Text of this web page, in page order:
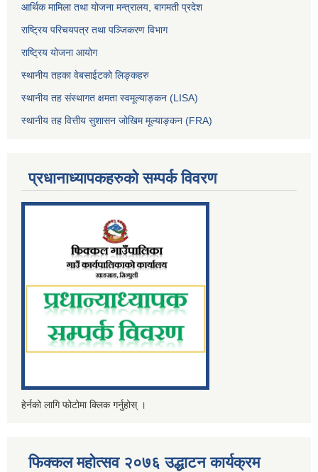
आर्थिक मामिला तथा योजना मन्त्रालय, बागमती प्रदेश
राष्ट्रिय परिचयपत्र तथा पञ्जिकरण विभाग
राष्ट्रिय योजना आयोग
स्थानीय तहका वेबसाईटको लिङ्कहरु
स्थानीय तह संस्थागत क्षमता स्वमूल्याङ्कन (LISA)
स्थानीय तह वित्तीय सुशासन जोखिम मूल्याङ्कन (FRA)
प्रधानाध्यापकहरुको सम्पर्क विवरण
हेर्नको लागि फोटोमा क्लिक गर्नुहोस् ।
फिक्कल महोत्सव २०७६ उद्धाटन कार्यक्रम